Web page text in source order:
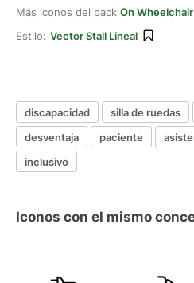
Más iconos del pack On Wheelchair
Estilo: Vector Stall Lineal
discapacidad silla de ruedas
desventaja
paciente
inclusivo
Iconos con el mismo